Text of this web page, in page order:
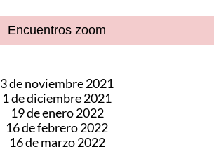
Encuentros zoom
3 de noviembre 2021
1 de diciembre 2021
19 de enero 2022
16 de febrero 2022
16 de marzo 2022